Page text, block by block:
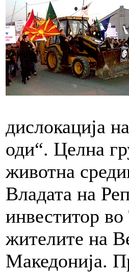
дислокација
оди“. Целна
животна
Владата на
инвеститор
жителите на
Македонија.